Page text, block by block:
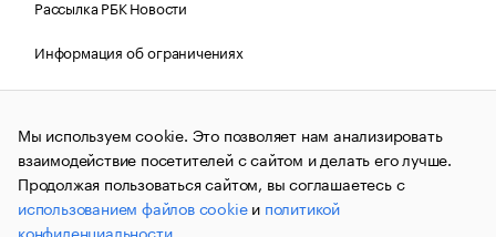
Рассылка РБК Новости
Информация об ограничениях
Правовая информация
О соблюдении авторских прав
© АО «РОСБИЗНЕСКОНСАЛТИНГ»,1995–2026.Сообщения
и материалы информационного агентства «РБК»
(зарегистрировано Федеральной службой по надзору в сфере
связи, информационных технологий и массовых
коммуникаций (Роскомнадзор) 09.12.2015 за номером ИА
№ФС77-63848) сопровождаются пометкой «РБК». Отдельные
Мы используем cookie. Это позволяет нам анализировать
взаимодействие посетителей с сайтом и делать его лучше.
Продолжая пользоваться сайтом, вы соглашаетесь с
использованием файлов cookieи политикой
конфиденциальности.